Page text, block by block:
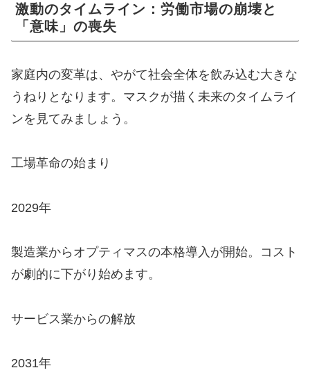
激動のタイムライン：労働市場の崩壊と
「意味」の喪失
家庭内の変革は、やがて社会全体を飲み込む大きな
うねりとなります。マスクが描く未来のタイムライ
ンを見てみましょう。
工場革命の始まり
2029年
製造業からオプティマスの本格導入が開始。コスト
が劇的に下がり始めます。
サービス業からの解放
2031年